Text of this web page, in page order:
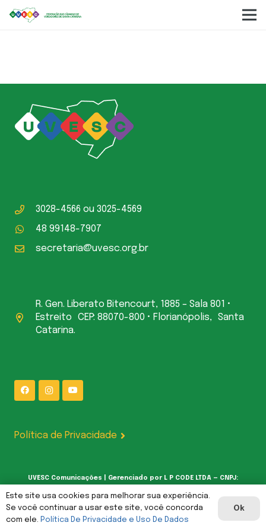
3028-4566 ou 3025-4569
48 99148-7907
secretaria@uvesc.org.br
R. Gen. Liberato Bitencourt, 1885 – Sala 801 •
Estreito CEP: 88070-800 • Florianópolis, Santa
Catarina.
Política de Privacidade
UVESC Comunicações | Gerenciado por L P CODE LTDA — CNPJ:
62.387.377/0001-00
Este site usa cookies para melhorar sua experiência.
Se você continuar a usar este site, você concorda
com ele. Política De Privacidade e Uso De Dados
Ok